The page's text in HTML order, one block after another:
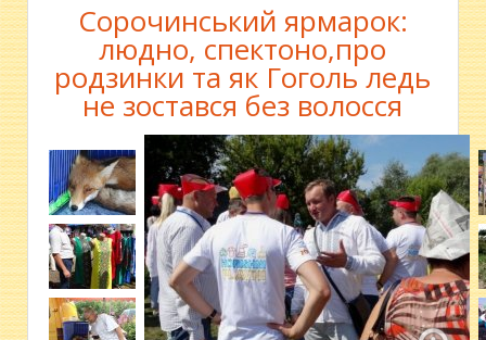
Сорочинський ярмарок:
людно, спектоно,про
родзинки та як Гоголь ледь
не зостався без волосся